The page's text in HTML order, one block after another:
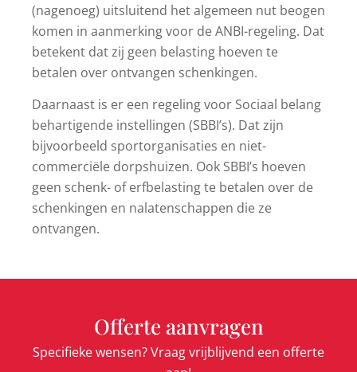
(nagenoeg) uitsluitend het algemeen nut beogen
komen in aanmerking voor de ANBI-regeling. Dat
betekent dat zij geen belasting hoeven te
betalen over ontvangen schenkingen.
Daarnaast is er een regeling voor Sociaal belang
behartigende instellingen (SBBI’s). Dat zijn
bijvoorbeeld sportorganisaties en niet-
commerciële dorpshuizen. Ook SBBI’s hoeven
geen schenk- of erfbelasting te betalen over de
schenkingen en nalatenschappen die ze
ontvangen.
Offerte aanvragen
Specifieke wensen? Vraag vrijblijvend een offerte